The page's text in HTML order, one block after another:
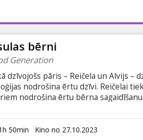
bērni
Generation
dzīvojošs pāris – Reičela un Alvijs –
nodrošina ērtu dzīvi. Reičelai
nodrošina ērtu bērna
kā to izvirza Reičelas mākslīgā
palīdzību viņi mācās kļūt par
50min Kino no 27.10.2023